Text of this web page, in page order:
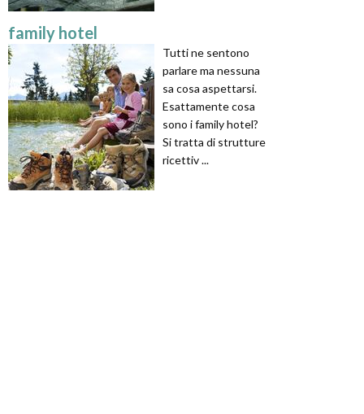
family hotel
Tutti ne sentono
parlare ma nessuna
sa cosa aspettarsi.
Esattamente cosa
sono i family hotel?
Si tratta di strutture
ricettiv ...